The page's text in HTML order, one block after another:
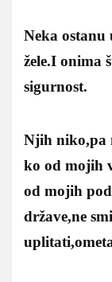
Neka ostanu
žele.I onima
sigurnost.
Njih niko,pa
ko od mojih
od mojih
države,ne